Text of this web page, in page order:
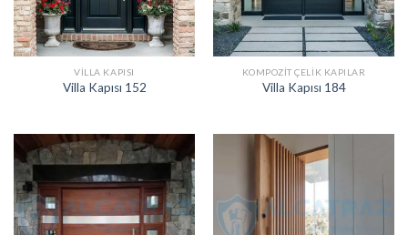
VILLA KAPISI
Villa Kapısı 152
KOMPOZIT ÇELIK KAPILAR
Villa Kapısı 184